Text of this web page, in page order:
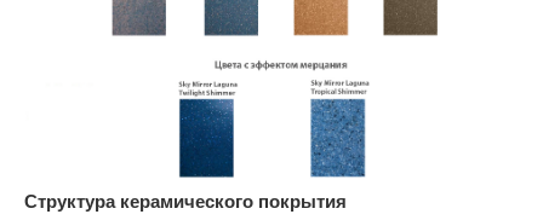
Структура керамического покрытия